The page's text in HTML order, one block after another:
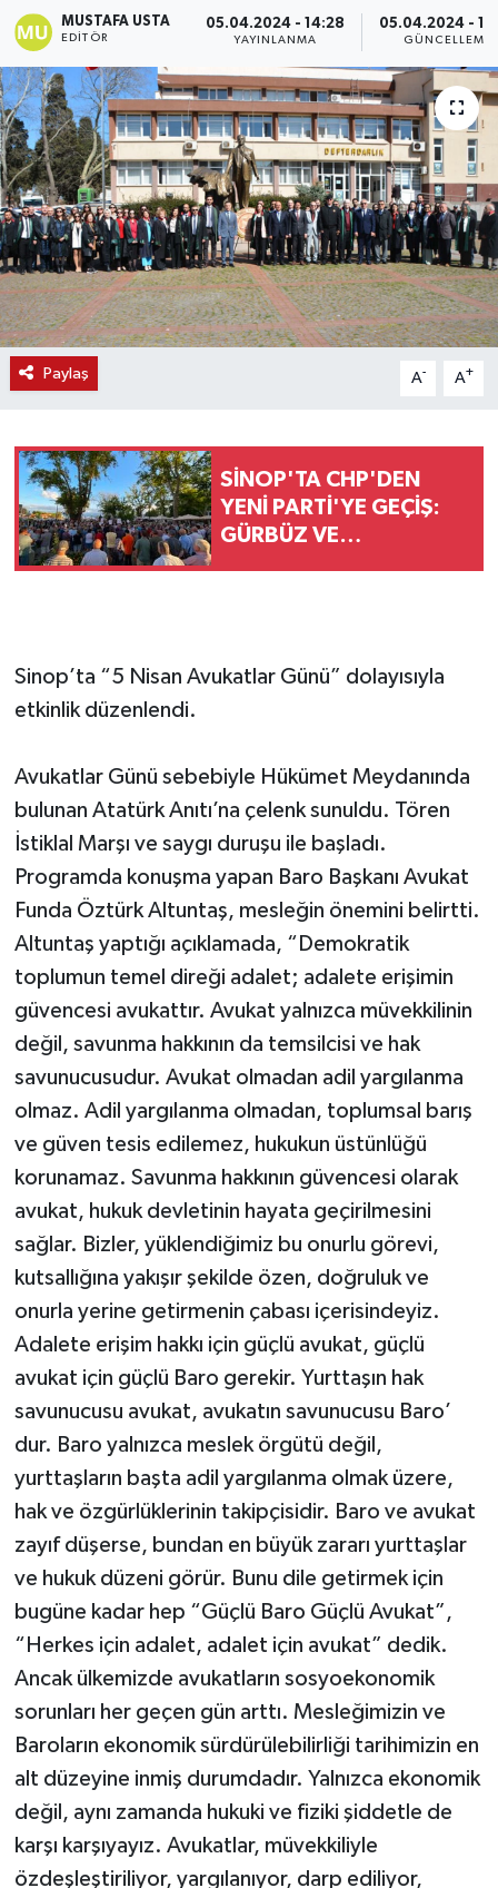
MUSTAFA USTA
EDITÖR
05.04.2024 - 14:28
YAYINLANMA
05.04.2024 -
GÜNCELLEME
Paylaş A- A+
SİNOP'TA CHP'DEN
YENİ PARTİ'YE GEÇİŞ:
GÜRBÜZ VE
Sinop’ta “5 Nisan Avukatlar Günü” dolayısıyla
etkinlik düzenlendi.
Avukatlar Günü sebebiyle Hükümet Meydanında
bulunan Atatürk Anıtı’na çelenk sunuldu. Tören
İstiklal Marşı ve saygı duruşu ile başladı.
Programda konuşma yapan Baro Başkanı Avukat
Funda Öztürk Altuntaş, mesleğin önemini belirtti.
Altuntaş yaptığı açıklamada, “Demokratik
toplumun temel direği adalet; adalete erişimin
güvencesi avukattır. Avukat yalnızca müvekkilinin
değil, savunma hakkının da temsilcisi ve hak
savunucusudur. Avukat olmadan adil yargılanma
olmaz. Adil yargılanma olmadan, toplumsal barış
ve güven tesis edilemez, hukukun üstünlüğü
korunamaz. Savunma hakkının güvencesi olarak
avukat, hukuk devletinin hayata geçirilmesini
sağlar. Bizler, yüklendiğimiz bu onurlu görevi,
kutsallığına yakışır şekilde özen, doğruluk ve
onurla yerine getirmenin çabası içerisindeyiz.
Adalete erişim hakkı için güçlü avukat, güçlü
avukat için güçlü Baro gerekir. Yurttaşın hak
savunucusu avukat, avukatın savunucusu Baro’
dur. Baro yalnızca meslek örgütü değil,
yurttaşların başta adil yargılanma olmak üzere,
hak ve özgürlüklerinin takipçisidir. Baro ve avukat
zayıf düşerse, bundan en büyük zararı yurttaşlar
ve hukuk düzeni görür. Bunu dile getirmek için
bugüne kadar hep “Güçlü Baro Güçlü Avukat”,
“Herkes için adalet, adalet için avukat” dedik.
Ancak ülkemizde avukatların sosyoekonomik
sorunları her geçen gün arttı. Mesleğimizin ve
Baroların ekonomik sürdürülebilirliği tarihimizin en
alt düzeyine inmiş durumdadır. Yalnızca ekonomik
değil, aynı zamanda hukuki ve fiziki şiddetle de
karşı karşıyayız. Avukatlar, müvekkiliyle
özdeşleştiriliyor, yargılanıyor, darp ediliyor,